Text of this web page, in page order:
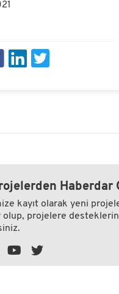
Haberdar
kayıt olarak yeni
olup, projelere